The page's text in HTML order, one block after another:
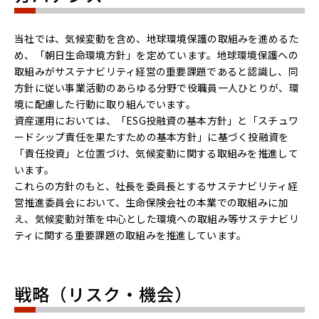
当社では、気候変動を含め、地球環境保護の取組みを進めるた
め、「朝日生命環境方針」を定めています。地球環境保護への
取組みがサステナビリティ経営の重要課題であると認識し、同
方針に従い事業活動のあらゆる分野で役職員一人ひとりが、環
境に配慮した行動に取り組んでいます。
資産運用においては、「ESG投融資の基本方針」と「スチュワ
ードシップ責任を果たすための基本方針」に基づく投融資を
「責任投資」と位置づけ、気候変動に関する取組みを推進して
います。
これらの方針のもと、社長を委員長とするサステナビリティ経
営推進委員会において、生命保険会社の本業での取組みに加
え、気候変動対策を中心とした環境への取組み等サステナビリ
ティに関する重要課題の取組みを推進しています。
戦略（リスク・機会）